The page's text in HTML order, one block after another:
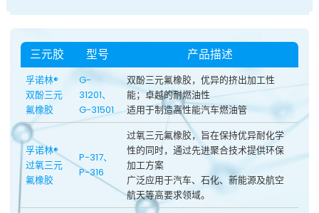
三元胶 型号 产品描述
孚诺林®
双酚三元
氟橡胶
G-
31201、
G-31501
双酚三元氟橡胶，优异的挤出加工性
能；卓越的耐燃油性
适用于制造高性能汽车燃油管
孚诺林®
过氧三元
氟橡胶
P-317、
P-316
过氧三元氟橡胶，旨在保持优异耐化学
性的同时，通过先进聚合技术提供环保
加工方案
广泛应用于汽车、石化、新能源及航空
航天等高要求领域。